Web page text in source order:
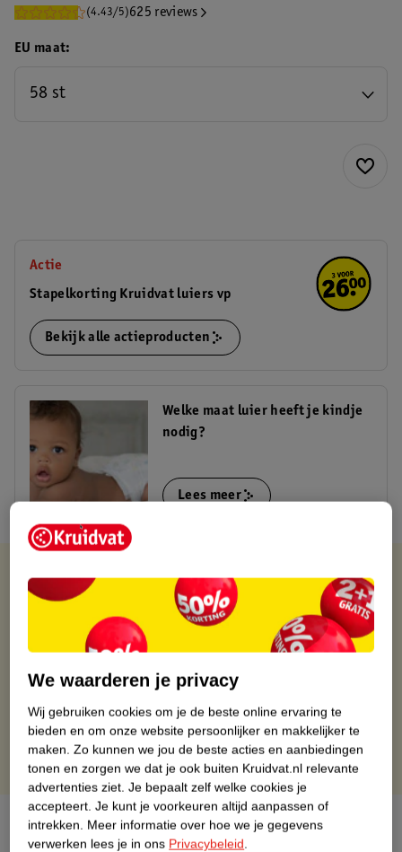
(4.43/5)625 reviews
EU maat
58 st
Actie
Stapelkorting Kruidvat luiers vp
Bekijk alle actieproducten
Welke maat luier heeft je kindje
nodig?
Lees meer
Kruidvat is altijd voordelig
Gratis ophalen in de winkel
Op werkdagen voor 22:00 uur besteld, volgende dag in huis
Gratis retourneren binnen 30 dagen
Gratis punten met je Kruidvat kaart
Over dit product
We waarderen je privacy
Wij gebruiken cookies om je de beste online ervaring te
bieden en om onze website persoonlijker en makkelijker te
maken. Zo kunnen we jou de beste acties en aanbiedingen
tonen en zorgen we dat je ook buiten Kruidvat.nl relevante
advertenties ziet. Je bepaalt zelf welke cookies je
accepteert. Je kunt je voorkeuren altijd aanpassen of
intrekken. Meer informatie over hoe we je gegevens
verwerken lees je in ons Privacybeleid.